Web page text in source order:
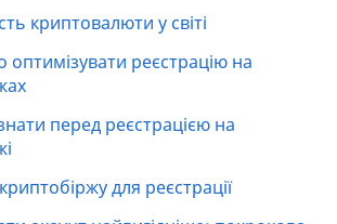
криптовалюти у світі
оптимізувати реєстрацію на
перед реєстрацією на
для реєстрації